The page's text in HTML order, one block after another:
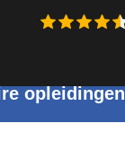
opleidingen